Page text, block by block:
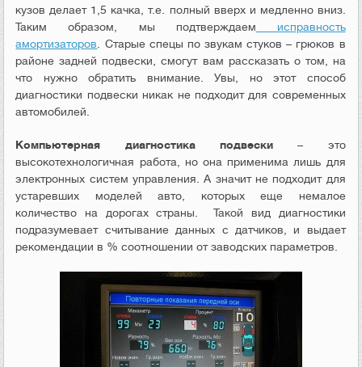
кузов делает 1,5 качка, т.е. полный вверх и медленно вниз.
Таким образом, мы подтверждаем исправность
амортизаторов . Старые спецы по звукам стуков – грюков в
районе задней подвески, смогут вам рассказать о том, на
что нужно обратить внимание. Увы, но этот способ
диагностики подвески никак не подходит для современных
автомобилей.
Компьютерная диагностика подвески – это
высокотехнологичная работа, но она применима лишь для
электронных систем управления. А значит не подходит для
устаревших моделей авто, которых еще немалое
количество на дорогах страны. Такой вид диагностики
подразумевает считывание данных с датчиков, и выдает
рекомендации в % соотношении от заводских параметров.